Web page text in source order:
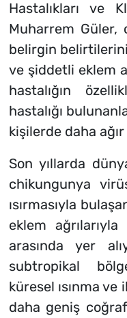
Hastalıkları ve
Muharrem Güler,
belirgin
ve şiddetli eklem
hastalığın
hastalığı
kişilerde daha
Son yıllarda
chikungunya
ısırmasıyla
eklem
arasında yer
subtropikal
küresel ısınma
daha geniş